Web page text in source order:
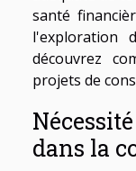
santé
l'exploration
découvrez
projets de
dans la